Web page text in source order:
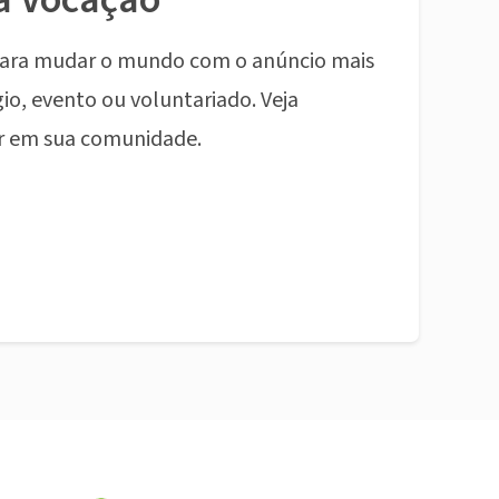
mudar o mundo com o anúncio mais
evento ou voluntariado. Veja
sua comunidade.